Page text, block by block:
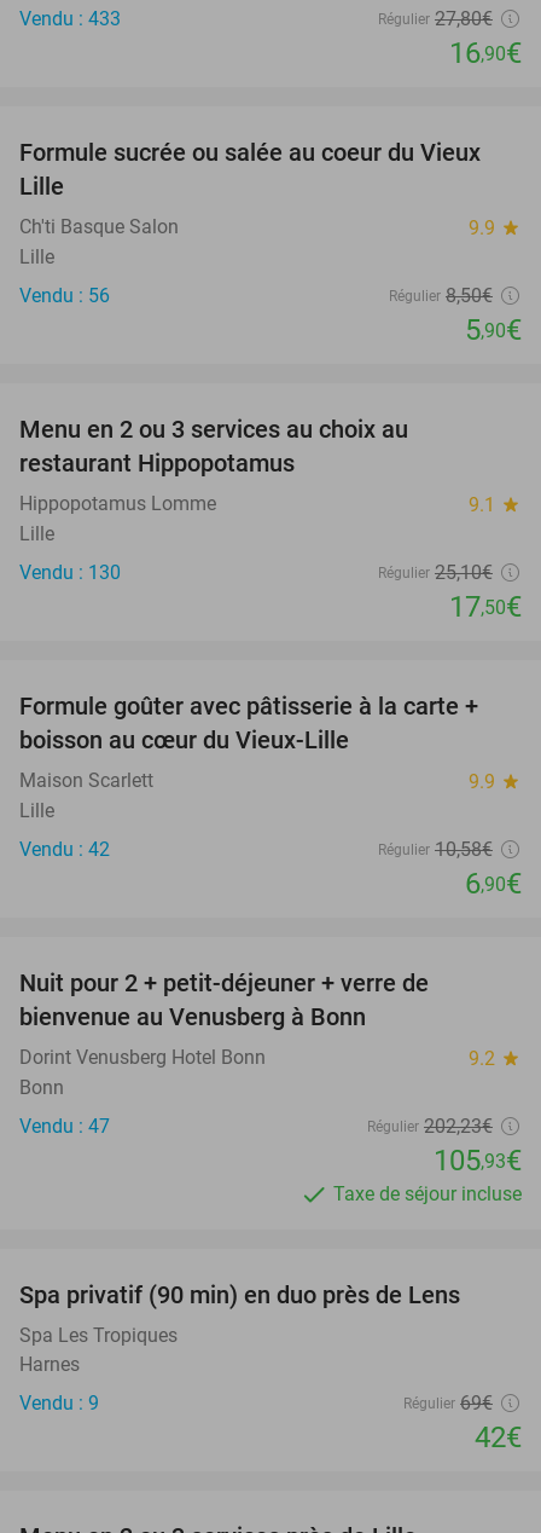
Vendu : 433
Régulier 27,80€
16,90€
31%
Formule sucrée ou salée au coeur du Vieux
Lille
Ch'ti Basque Salon 9.9 star
Lille
Vendu : 56
Régulier 8,50€
5,90€
Menu en 2 ou 3 services au choix au
restaurant Hippopotamus
Hippopotamus Lomme 9.1 star
Lille
Vendu : 130
Régulier 25,10€
17,50€
35%
Formule goûter avec pâtisserie à la carte +
boisson au cœur du Vieux-Lille
Maison Scarlett 9.9 star
Lille
Vendu : 42
Régulier 10,58€
6,90€
Nuit pour 2 + petit-déjeuner + verre de
bienvenue au Venusberg à Bonn
Dorint Venusberg Hotel Bonn 9.2 star
Bonn
Vendu : 47
Régulier 202,23€
105,93€
Taxe de séjour incluse
Spa privatif (90 min) en duo près de Lens
Spa Les Tropiques
Harnes
Vendu : 9
Régulier 69€
42€